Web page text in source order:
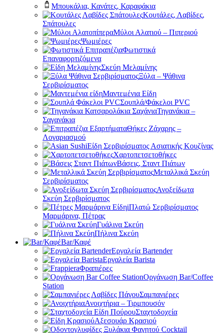
Μπουκάλια, Κανάτες, Καραφάκια
Κουτάλες, Λαβίδες,
Σπάτουλες
Μύλοι Αλατιού – Πιπεριού
Ψωμιέρες
Φωτιστικά
Επαναφορτιζόμενα
Σκεύη Μελαμίνης
Ξύλα – Ψάθινα
Σερβιρίσματος
Μαντεμένια Είδη
Σουπλά/Φάκελοι PVC
Τηγανάκια –
Σαγανάκια
Θήκες Ζάχαρης –
Λογαριασμού
Είδη Σερβιρίσματος Ασιατικής Κουζίνας
Χαρτοπετσετοθήκες
Βάσεις, Σταντ Πιάτων
Μεταλλικά Σκεύη
Σερβιρίσματος
Ανοξείδωτα
Σκεύη Σερβιρίσματος
Πλατώ Σερβιρίσματος
Μαρμάρινα, Πέτρας
Γυάλινα Σκεύη
Πήλινα Σκεύη
Bar/Καφέ
Εργαλεία Bartender
Εργαλεία Barista
Φραπιέρες
Οργάνωση Bar/Coffee
Station
Σαμπανιέρες
Ανοιχτήρια – Τιρμπουσόν
Σταχτοδοχεία
Αξεσουάρ Κρασιού